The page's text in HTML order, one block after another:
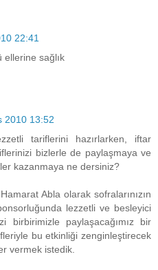
22:41
ellerine sağlık
2010 13:52
tariflerini hazırlarken, iftar
bizlerle de paylaşmaya ve
kazanmaya ne dersiniz?
Abla olarak sofralarınızın
lezzetli ve besleyici
birbirimizle paylaşacağımız bir
bu etkinliği zenginleştirecek
vermek istedik.